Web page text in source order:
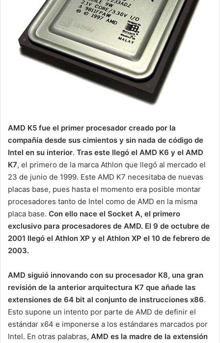
AMD K5 fue el primer procesador creado por la
compañía desde sus cimientos y sin nada de código de
Intel en su interior. Tras este llegó el AMD K6 y el AMD
K7, el primero de la marca Athlon que llegó al mercado el
23 de junio de 1999. Este AMD K7 necesitaba de nuevas
placas base, pues hasta el momento era posible montar
procesadores tanto de Intel como de AMD en la misma
placa base. Con ello nace el Socket A, el primero
exclusivo para procesadores de AMD. El 9 de octubre de
2001 llegó el Athlon XP y el Athlon XP el 10 de febrero de
2003.
AMD siguió innovando con su procesador K8, una gran
revisión de la anterior arquitectura K7 que añade las
extensiones de 64 bit al conjunto de instrucciones x86.
Esto supone un intento por parte de AMD de definir el
estándar x64 e imponerse a los estándares marcados por
Intel. En otras palabras, AMD es la madre de la extensión